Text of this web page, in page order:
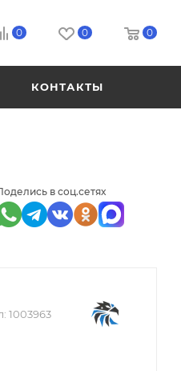
0 0 0
КОНТАКТЫ
в соц.сетях
1003963